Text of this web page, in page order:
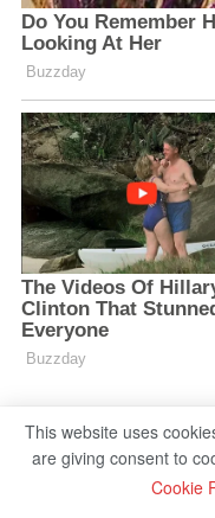
This website uses
are giving consent to
Cookie